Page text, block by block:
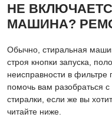
НЕ
МАШИНА?
Обычно, стиральная
строя кнопки запуска,
неисправности в
помочь вам разобраться
стиралки, если же вы
читайте ниже.